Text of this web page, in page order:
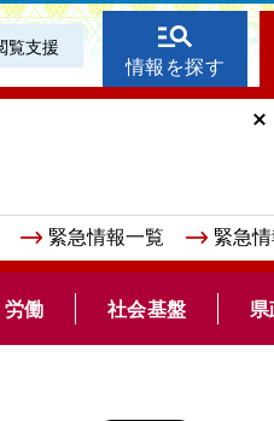
覧支援
情報を探す
緊急情報一覧 緊急
労働 社会基盤 県